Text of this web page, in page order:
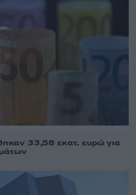
33,58 εκατ. ευρώ για